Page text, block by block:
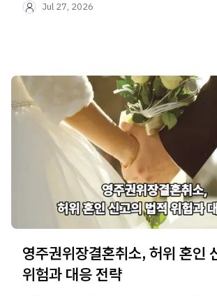
Jul 27, 2026
영주권위장결혼취소, 허위 혼인
위험과 대응 전략